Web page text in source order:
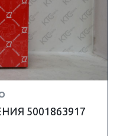
5001863917